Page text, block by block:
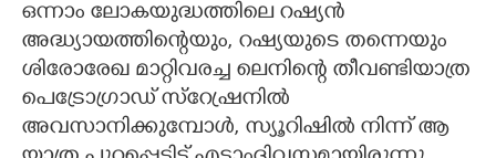
ഒന്നാം ലോകയുദ്ധത്തിലെ റഷ്യൻ
അ‌ദ്ധ്യായത്തിന്റെയും,​ റഷ്യയുടെ തന്നെയും
ശിരോരേഖ മാറ്റിവരച്ച ലെനിന്റെ തീവണ്ടിയാത്ര
പെട്രോഗ്രാഡ് സ്റ്രേഷനിൽ
അവസാനിക്കുമ്പോൾ,​ സ്യൂറിഷിൽ നിന്ന് ആ